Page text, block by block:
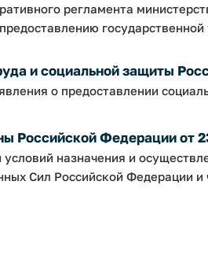
регламента
государственной
и социальной защиты
о предоставлении
Российской Федерации от
назначения и
Сил Российской Федерации и